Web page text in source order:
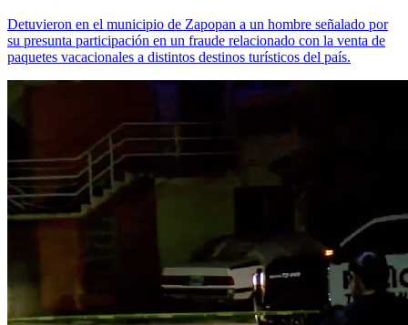
Detuvieron en el municipio de Zapopan a un hombre señalado por
su presunta participación en un fraude relacionado con la venta de
paquetes vacacionales a distintos destinos turísticos del país.